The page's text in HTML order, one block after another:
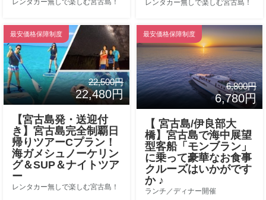
レンタカー無しで楽しむ宮古島！ レンタカー無しで楽しむ宮古島！
最安価格保障制度
22,500円
22,480円
【宮古島発・送迎付
き】宮古島完全制覇日
帰りツアーCプラン！
海ガメシュノーケリン
グ＆SUP＆ナイトツア
ー
レンタカー無しで楽しむ宮古島！
最安価格保障制度
6,800円
6,780円
【 宮古島/伊良部大
橋】宮古島で海中展望
型客船「モンブラン」
に乗って豪華なお食事
クルーズはいかがです
か ♪
ランチ／ディナー開催